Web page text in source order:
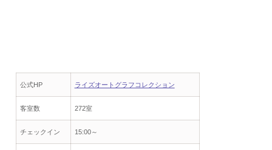
公式HP ライズオートグラフコレクション
客室数 272室
チェックイン 15:00～